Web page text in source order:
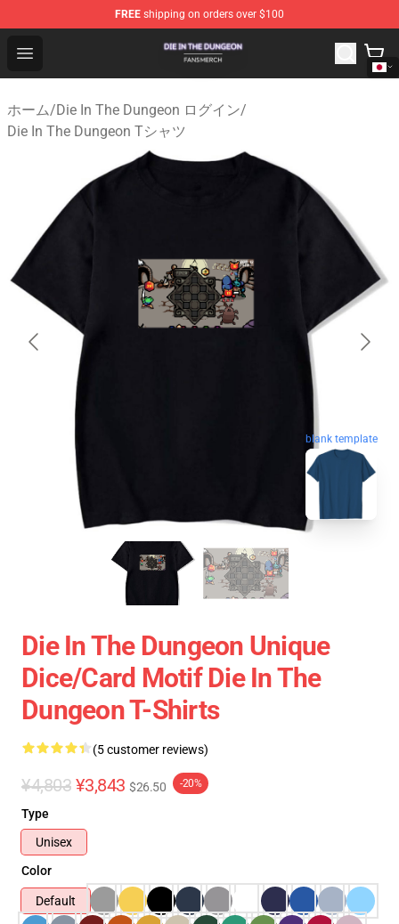
FREE shipping on orders over $100
Open menu
Die In The Dungeon Shop - Official Die In The Dungeon
ホーム/Die In The Dungeon ログイン/
Die In The Dungeon Tシャツ
blank template
Die In The Dungeon Unique
Dice/Card Motif Die In The
Dungeon T-Shirts
(5 customer reviews)
¥4,803 ¥3,843 $26.50 -20%
Type
Unisex
Color
Default